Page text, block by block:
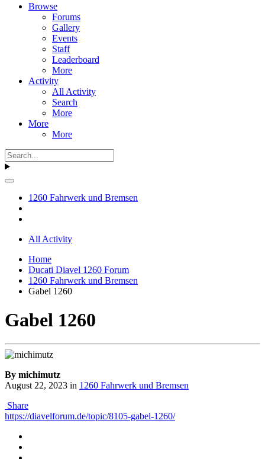
Browse
Forums
Gallery
Events
Staff
Leaderboard
More
Activity
All Activity
Search
More
More
More
1260 Fahrwerk und Bremsen
All Activity
Home
Ducati Diavel 1260 Forum
1260 Fahrwerk und Bremsen
Gabel 1260
Gabel 1260
By michimutz
August 22, 2023 in 1260 Fahrwerk und Bremsen
Share
https://diavelforum.de/topic/8105-gabel-1260/